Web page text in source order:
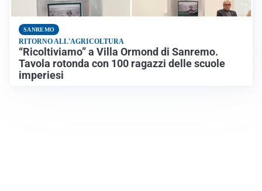
SANREMO
RITORNO ALL'AGRICOLTURA
“Ricoltiviamo” a Villa Ormond di Sanremo.
Tavola rotonda con 100 ragazzi delle scuole
imperiesi